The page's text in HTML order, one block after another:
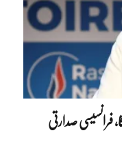
صدارتی